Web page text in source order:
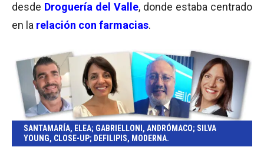
desde Droguería del Valle, donde estaba centrado
en la relación con farmacias.
SANTAMARÍA, ELEA; GABRIELLONI, ANDRÓMACO; SILVA
YOUNG, CLOSE-UP; DEFILIPIS, MODERNA.